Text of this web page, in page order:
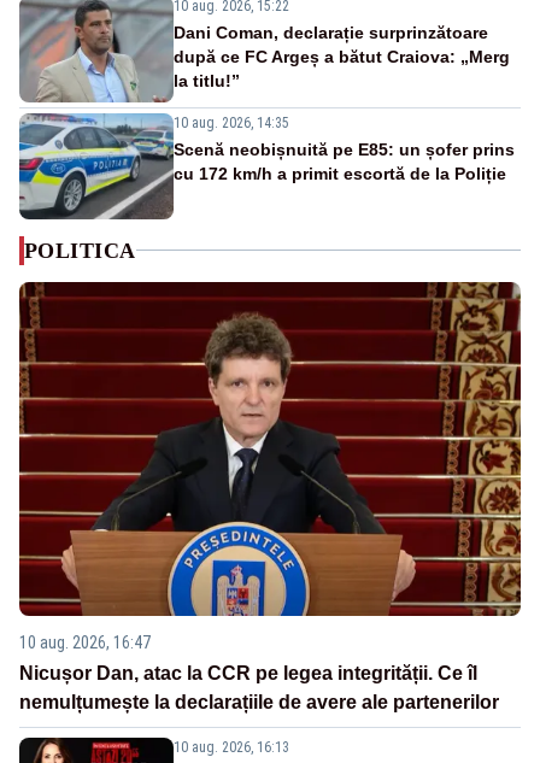
10 aug. 2026, 15:22
Dani Coman, declarație surprinzătoare
după ce FC Argeș a bătut Craiova: „Merg
la titlu!”
10 aug. 2026, 14:35
Scenă neobișnuită pe E85: un șofer prins
cu 172 km/h a primit escortă de la Poliție
POLITICA
10 aug. 2026, 16:47
Nicușor Dan, atac la CCR pe legea integrității. Ce îl
nemulțumește la declarațiile de avere ale partenerilor
10 aug. 2026, 16:13